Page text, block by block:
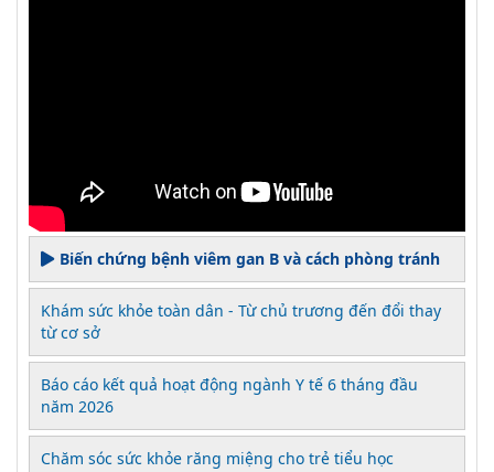
Biến chứng bệnh viêm gan B và cách phòng tránh
Khám sức khỏe toàn dân - Từ chủ trương đến đổi thay
từ cơ sở
Báo cáo kết quả hoạt động ngành Y tế 6 tháng đầu
năm 2026
Chăm sóc sức khỏe răng miệng cho trẻ tiểu học